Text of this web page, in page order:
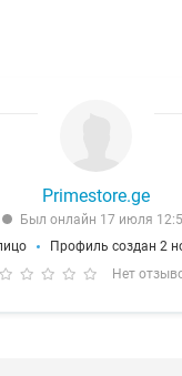
Primestore.ge
Был онлайн 17 июля
Профиль создан 2
Нет